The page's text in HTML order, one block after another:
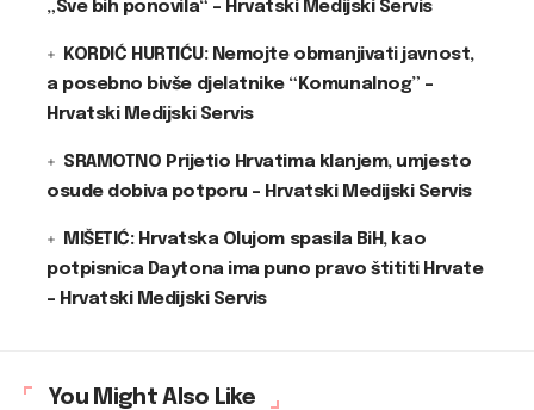
„Sve bih ponovila“ – Hrvatski Medijski Servis
KORDIĆ HURTIĆU: Nemojte obmanjivati javnost,
a posebno bivše djelatnike “Komunalnog” –
Hrvatski Medijski Servis
SRAMOTNO Prijetio Hrvatima klanjem, umjesto
osude dobiva potporu – Hrvatski Medijski Servis
MIŠETIĆ: Hrvatska Olujom spasila BiH, kao
potpisnica Daytona ima puno pravo štititi Hrvate
– Hrvatski Medijski Servis
You Might Also Like